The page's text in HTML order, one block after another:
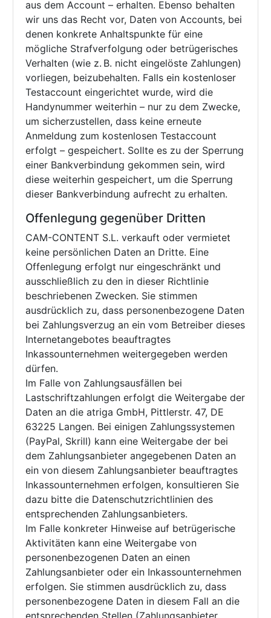
aus dem Account – erhalten. Ebenso behalten
wir uns das Recht vor, Daten von Accounts, bei
denen konkrete Anhaltspunkte für eine
mögliche Strafverfolgung oder betrügerisches
Verhalten (wie z. B. nicht eingelöste Zahlungen)
vorliegen, beizubehalten. Falls ein kostenloser
Testaccount eingerichtet wurde, wird die
Handynummer weiterhin – nur zu dem Zwecke,
um sicherzustellen, dass keine erneute
Anmeldung zum kostenlosen Testaccount
erfolgt – gespeichert. Sollte es zu der Sperrung
einer Bankverbindung gekommen sein, wird
diese weiterhin gespeichert, um die Sperrung
dieser Bankverbindung aufrecht zu erhalten.
Offenlegung gegenüber Dritten
CAM-CONTENT S.L. verkauft oder vermietet
keine persönlichen Daten an Dritte. Eine
Offenlegung erfolgt nur eingeschränkt und
ausschließlich zu den in dieser Richtlinie
beschriebenen Zwecken. Sie stimmen
ausdrücklich zu, dass personenbezogene Daten
bei Zahlungsverzug an ein vom Betreiber dieses
Internetangebotes beauftragtes
Inkassounternehmen weitergegeben werden
dürfen.
Im Falle von Zahlungsausfällen bei
Lastschriftzahlungen erfolgt die Weitergabe der
Daten an die atriga GmbH, Pittlerstr. 47, DE
63225 Langen. Bei einigen Zahlungssystemen
(PayPal, Skrill) kann eine Weitergabe der bei
dem Zahlungsanbieter angegebenen Daten an
ein von diesem Zahlungsanbieter beauftragtes
Inkassounternehmen erfolgen, konsultieren Sie
dazu bitte die Datenschutzrichtlinien des
entsprechenden Zahlungsanbieters.
Im Falle konkreter Hinweise auf betrügerische
Aktivitäten kann eine Weitergabe von
personenbezogenen Daten an einen
Zahlungsanbieter oder ein Inkassounternehmen
erfolgen. Sie stimmen ausdrücklich zu, dass
personenbezogene Daten in diesem Fall an die
entsprechenden Stellen (Zahlungsanbieter,